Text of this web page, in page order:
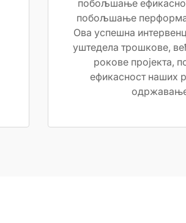
побољшање
побољшање
Ова успешна
уштедела трошкове,
рокове пројекта,
ефикасност наших